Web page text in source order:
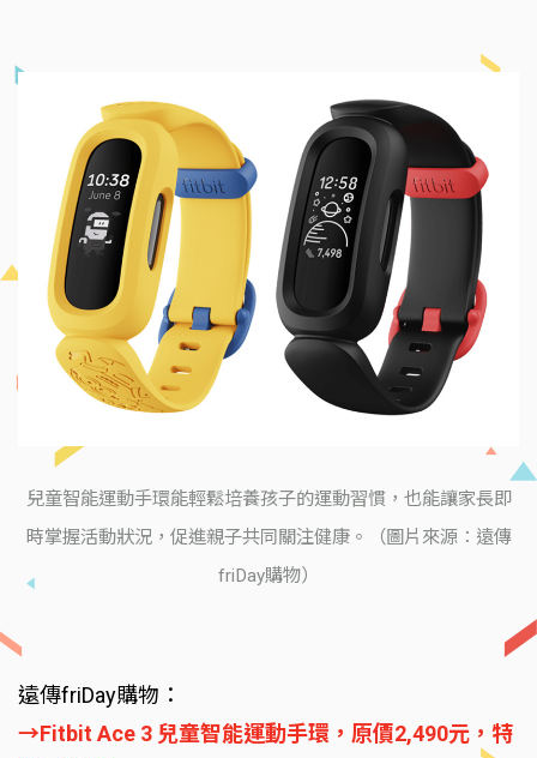
兒童智能運動手環能輕鬆培養孩子的運動習慣，也能讓家長即
時掌握活動狀況，促進親子共同關注健康。（圖片來源：遠傳
friDay購物）
遠傳friDay購物：
→Fitbit Ace 3 兒童智能運動手環，原價2,490元，特